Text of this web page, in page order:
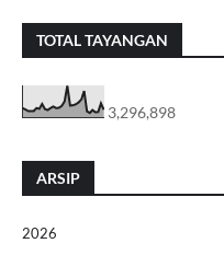
TOTAL TAYANGAN
3,296,898
ARSIP
2026